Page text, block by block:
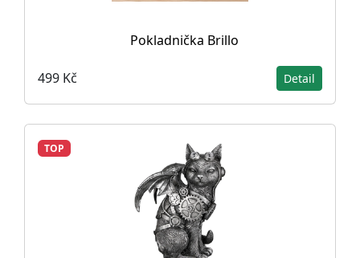
Pokladnička Brillo
499 Kč Detail
TOP